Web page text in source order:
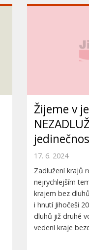
Žijeme v
17. 6. 2024
Zadlužení krajů
nejrychlejším
krajem bez
i hnutí Jihočeši
dluhů již druhé
vedení kraje